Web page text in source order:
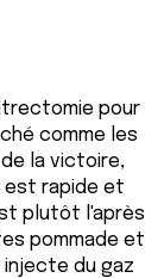
pour
comme les
la victoire,
est rapide et
plutôt l'après
pommade et
du gaz